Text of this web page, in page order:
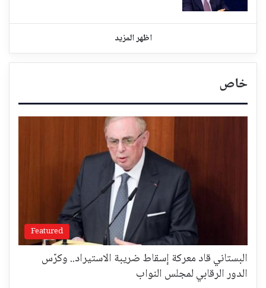
اظهر المزيد
خاص
Featured
البستاني قاد معركة إسقاط ضريبة الاستيراد.. وكرّس
الدور الرقابي لمجلس النواب